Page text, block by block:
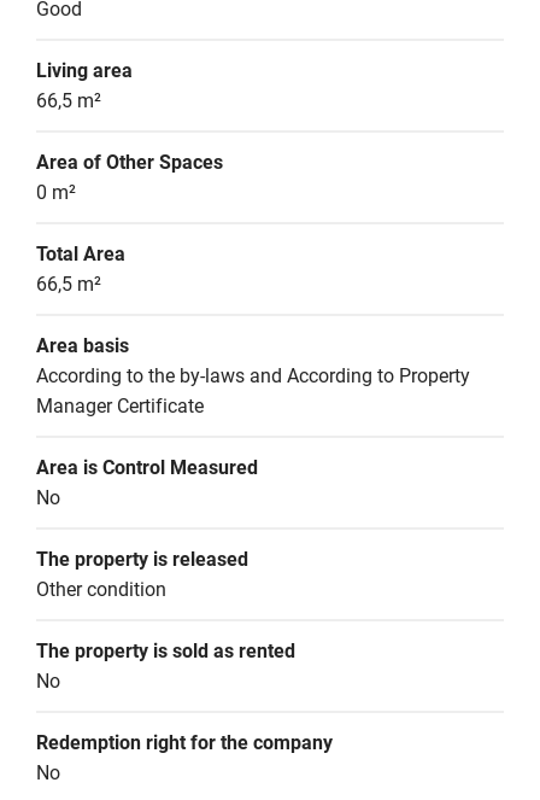
Good
Living area
66,5 m²
Area of Other Spaces
0 m²
Total Area
66,5 m²
Area basis
According to the by-laws and According to Property
Manager Certificate
Area is Control Measured
No
The property is released
Other condition
The property is sold as rented
No
Redemption right for the company
No